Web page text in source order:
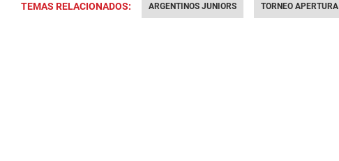
TEMAS RELACIONADOS: ARGENTINOS JUNIORS TORNEO APERTURA